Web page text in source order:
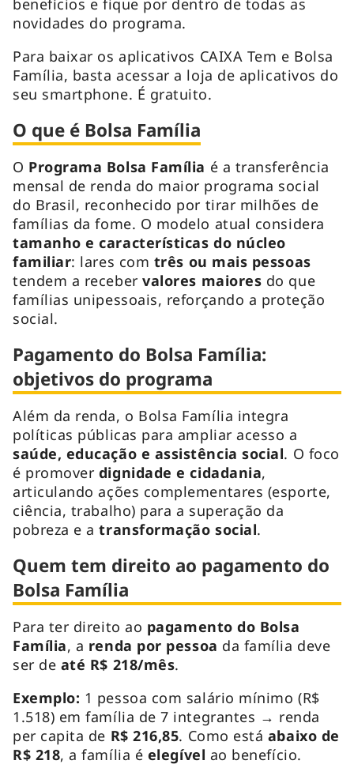
novidades do programa.
Para baixar os aplicativos CAIXA Tem e Bolsa
Família, basta acessar a loja de aplicativos do
seu smartphone. É gratuito.
O que é Bolsa Família
O Programa Bolsa Família é a transferência
mensal de renda do maior programa social
do Brasil, reconhecido por tirar milhões de
famílias da fome. O modelo atual considera
tamanho e características do núcleo
familiar: lares com três ou mais pessoas
tendem a recebervalores maiores do que
famílias unipessoais, reforçando a proteção
social.
Pagamento do Bolsa Família:
objetivos do programa
Além da renda, o Bolsa Família integra
políticas públicas para ampliar acesso a
saúde, educação e assistência social. O foco
é promover dignidade e cidadania,
articulando ações complementares (esporte,
ciência, trabalho) para a superação da
pobreza e atransformação social.
Quem tem direito ao pagamento do
Bolsa Família
Para ter direito ao pagamento do Bolsa
Família, a renda por pessoa da família deve
ser de até R$ 218/mês.
Exemplo: 1 pessoa com salário mínimo (R$
1.518) em família de 7 integrantes → renda
per capita de R$ 216,85. Como está abaixo de
R$ 218, a família é elegível ao benefício.